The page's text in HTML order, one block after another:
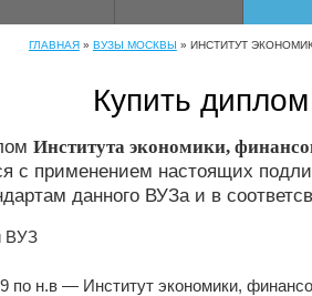
ГЛАВНАЯ» ВУЗЫ МОСКВЫ » ИНСТИТУТ
Купить
Института экономики,
с применением настоящих
данного ВУЗа и в
ВУЗ
по н.в — Институт экономики,